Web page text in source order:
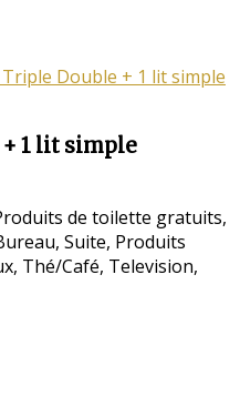
1 lit simple
de toilette gratuits,
, Suite, Produits
, Thé/Café, Television,